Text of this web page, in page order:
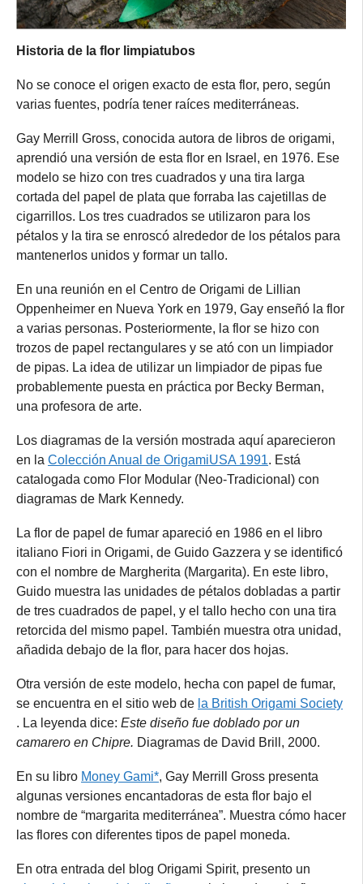
Historia de la flor limpiatubos
No se conoce el origen exacto de esta flor, pero, según
varias fuentes, podría tener raíces mediterráneas.
Gay Merrill Gross, conocida autora de libros de origami,
aprendió una versión de esta flor en Israel, en 1976. Ese
modelo se hizo con tres cuadrados y una tira larga
cortada del papel de plata que forraba las cajetillas de
cigarrillos. Los tres cuadrados se utilizaron para los
pétalos y la tira se enroscó alrededor de los pétalos para
mantenerlos unidos y formar un tallo.
En una reunión en el Centro de Origami de Lillian
Oppenheimer en Nueva York en 1979, Gay enseñó la flor
a varias personas. Posteriormente, la flor se hizo con
trozos de papel rectangulares y se ató con un limpiador
de pipas. La idea de utilizar un limpiador de pipas fue
probablemente puesta en práctica por Becky Berman,
una profesora de arte.
Los diagramas de la versión mostrada aquí aparecieron
en la Colección Anual de OrigamiUSA 1991. Está
catalogada como Flor Modular (Neo-Tradicional) con
diagramas de Mark Kennedy.
La flor de papel de fumar apareció en 1986 en el libro
italiano Fiori in Origami, de Guido Gazzera y se identificó
con el nombre de Margherita (Margarita). En este libro,
Guido muestra las unidades de pétalos dobladas a partir
de tres cuadrados de papel, y el tallo hecho con una tira
retorcida del mismo papel. También muestra otra unidad,
añadida debajo de la flor, para hacer dos hojas.
Otra versión de este modelo, hecha con papel de fumar,
se encuentra en el sitio web de la British Origami Society
. La leyenda dice: Este diseño fue doblado por un
camarero en Chipre. Diagramas de David Brill, 2000.
En su libro Money Gami*, Gay Merrill Gross presenta
algunas versiones encantadoras de esta flor bajo el
nombre de “margarita mediterránea”. Muestra cómo hacer
las flores con diferentes tipos de papel moneda.
En otra entrada del blog Origami Spirit, presento un